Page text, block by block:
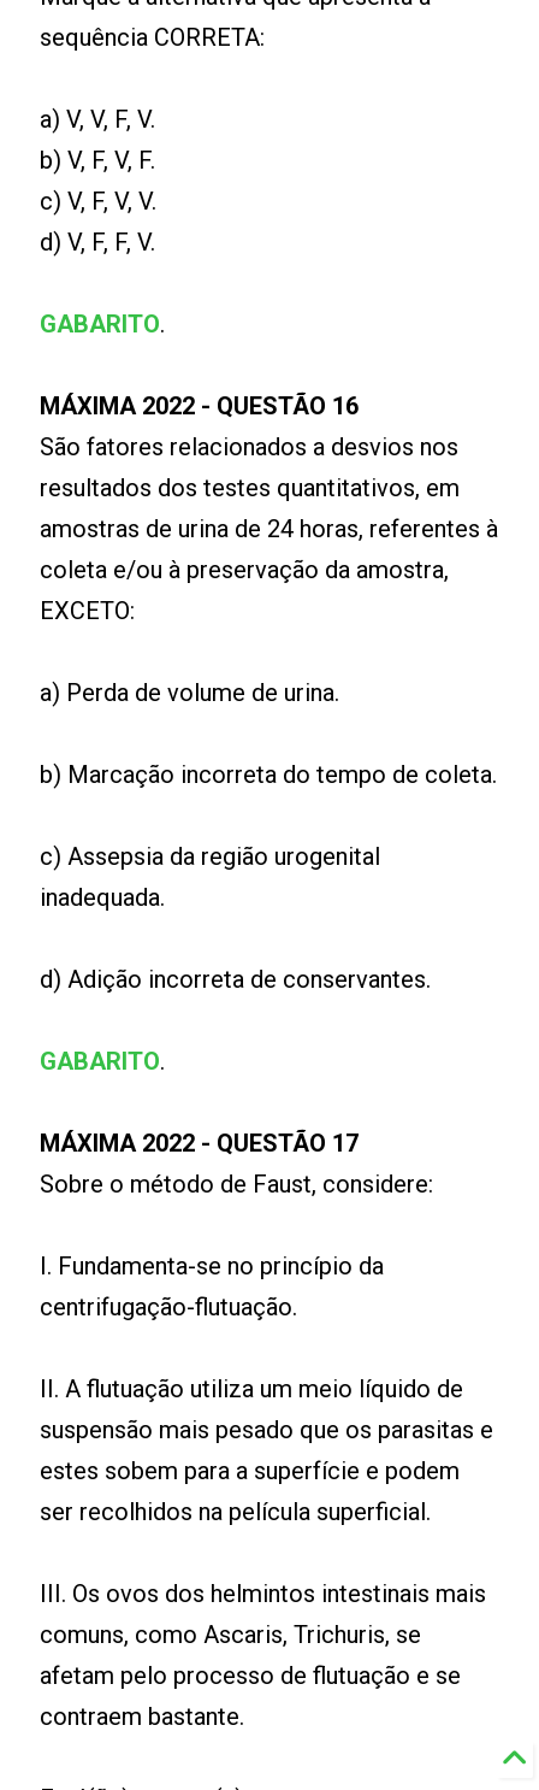
sequência CORRETA:
a) V, V, F, V.
b) V, F, V, F.
c) V, F, V, V.
d) V, F, F, V.
GABARITO.
MÁXIMA 2022 - QUESTÃO 16
São fatores relacionados a desvios nos
resultados dos testes quantitativos, em
amostras de urina de 24 horas, referentes à
coleta e/ou à preservação da amostra,
EXCETO:
a) Perda de volume de urina.
b) Marcação incorreta do tempo de coleta.
c) Assepsia da região urogenital
inadequada.
d) Adição incorreta de conservantes.
GABARITO.
MÁXIMA 2022 - QUESTÃO 17
Sobre o método de Faust, considere:
I. Fundamenta-se no princípio da
centrifugação-flutuação.
II. A flutuação utiliza um meio líquido de
suspensão mais pesado que os parasitas e
estes sobem para a superfície e podem
ser recolhidos na película superficial.
III. Os ovos dos helmintos intestinais mais
comuns, como Ascaris, Trichuris, se
afetam pelo processo de flutuação e se
contraem bastante.